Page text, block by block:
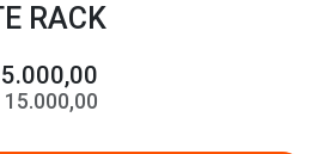
RACK
15.000,00